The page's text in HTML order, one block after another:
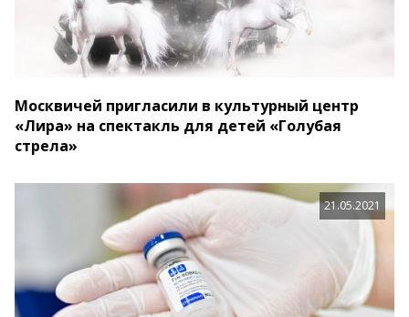
Москвичей пригласили в культурный центр
«Лира» на спектакль для детей «Голубая
стрела»
21.05.2021